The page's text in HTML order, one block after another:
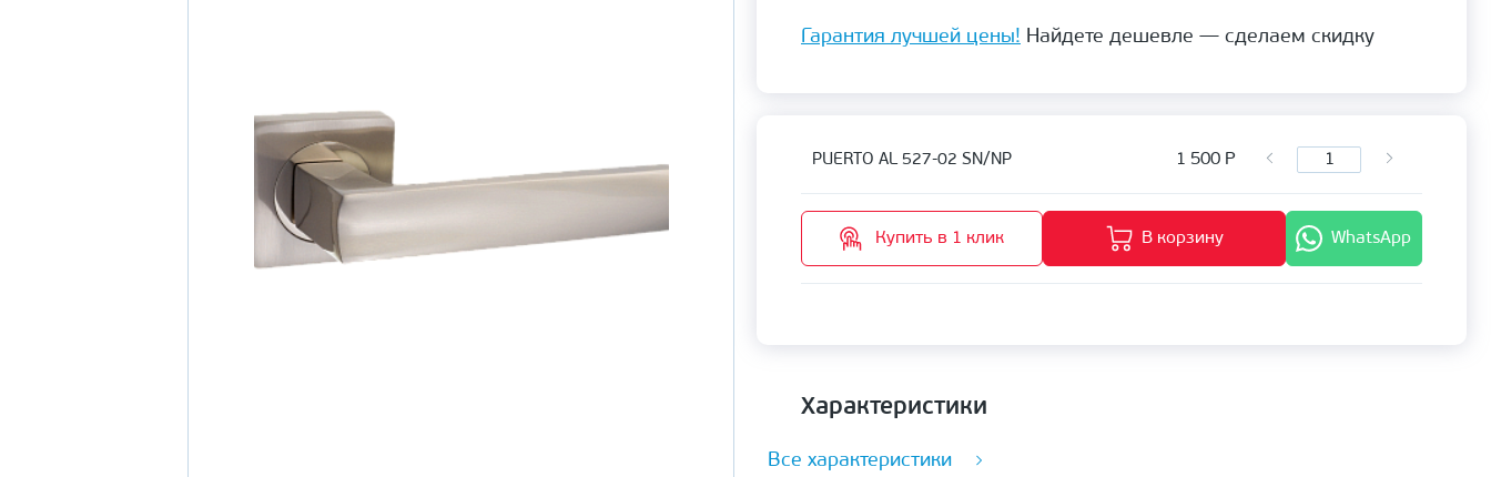
Гарантия лучшей цены! Найдете дешевле — сделаем скидку
PUERTО AL 527-02 SN/NP 1 500 Р
Купить в 1 клик В корзину WhatsApp
Характеристики
Все характеристики